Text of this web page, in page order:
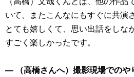
いて、またこんなにもすぐに共演
とても嬉しくて、思い出話をしな
すごく楽しかったです。
― （高橋さんへ）撮影現場でのや